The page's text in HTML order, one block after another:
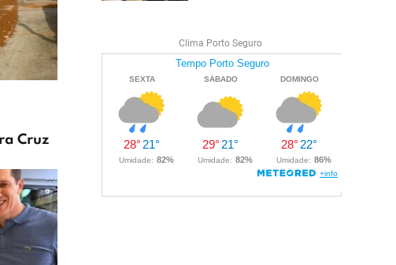
Cruz
Clima Porto Seguro